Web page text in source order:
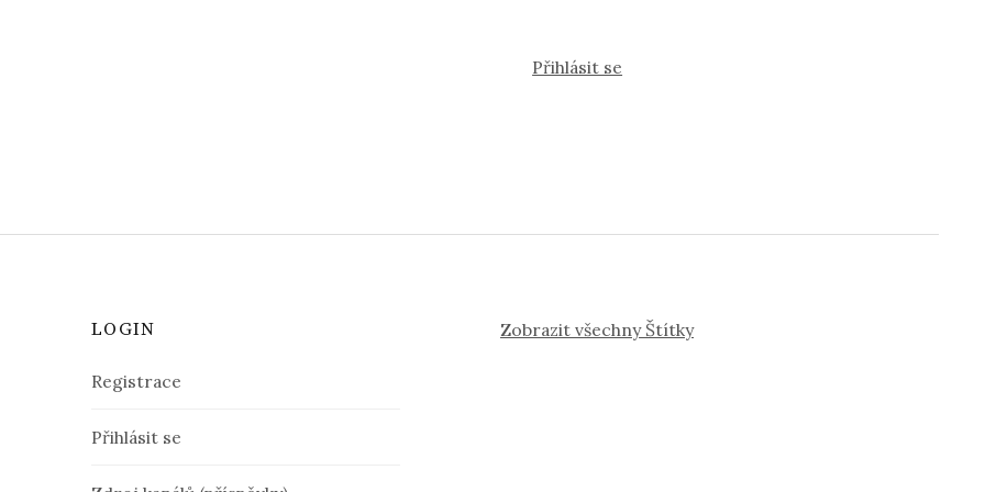
Přihlásit se
LOGIN
Registrace
Přihlásit se
Zobrazit všechny Štítky